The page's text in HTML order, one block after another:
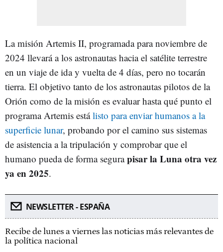
La misión Artemis II, programada para noviembre de
2024 llevará a los astronautas hacia el satélite terrestre
en un viaje de ida y vuelta de 4 días, pero no tocarán
tierra. El objetivo tanto de los astronautas pilotos de la
Orión como de la misión es evaluar hasta qué punto el
programa Artemis estálisto para enviar humanos a la
superficie lunar, probando por el camino sus sistemas
de asistencia a la tripulación y comprobar que el
humano pueda de forma segurapisar la Luna otra vez
ya en 2025.
NEWSLETTER - ESPAÑA
Recibe de lunes a viernes las noticias más relevantes de
la política nacional